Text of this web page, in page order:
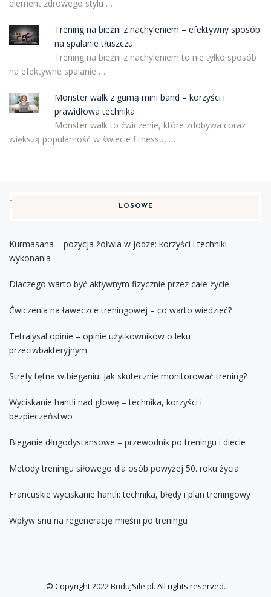
element zdrowego stylu …
Trening na bieżni z nachyleniem – efektywny sposób
na spalanie tłuszczu
Trening na bieżni z nachyleniem to nie tylko sposób
na efektywne spalanie …
Monster walk z gumą mini band – korzyści i
prawidłowa technika
Monster walk to ćwiczenie, które zdobywa coraz
większą popularność w świecie fitnessu, …
LOSOWE
Kurmasana – pozycja żółwia w jodze: korzyści i techniki
wykonania
Dlaczego warto być aktywnym fizycznie przez całe życie
Ćwiczenia na ławeczce treningowej – co warto wiedzieć?
Tetralysal opinie – opinie użytkowników o leku
przeciwbakteryjnym
Strefy tętna w bieganiu: Jak skutecznie monitorować trening?
Wyciskanie hantli nad głowę – technika, korzyści i
bezpieczeństwo
Bieganie długodystansowe – przewodnik po treningu i diecie
Metody treningu siłowego dla osób powyżej 50. roku życia
Francuskie wyciskanie hantli: technika, błędy i plan treningowy
Wpływ snu na regenerację mięśni po treningu
© Copyright 2022BudujSile.pl. All rights reserved.